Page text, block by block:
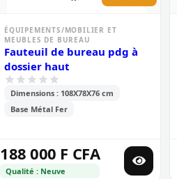
ÉQUIPEMENTS/MOBILIER ET
MEUBLES DE BUREAU
Fauteuil de bureau pdg à
dossier haut
Dimensions : 108X78X76 cm
Base Métal Fer
188 000 F CFA
Qualité : Neuve